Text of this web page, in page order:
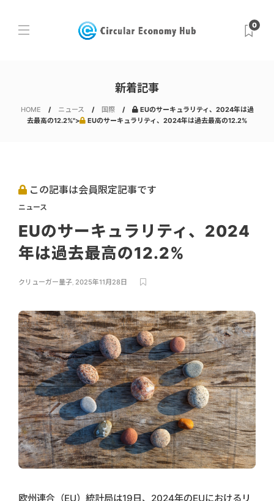
0
新着記事
HOME ニュース 国際
EUのサーキュラリティ、2024年は過
去最高の12.2%">
EUのサーキュラリティ、2024年は過去最高の12.2%
この記事は会員限定記事です
ニュース
EUのサーキュラリティ、2024
年は過去最高の12.2%
クリューガー量子, 2025年11月28日
欧州連合（EU）統計局は19日、2024年のEUにおけるリ